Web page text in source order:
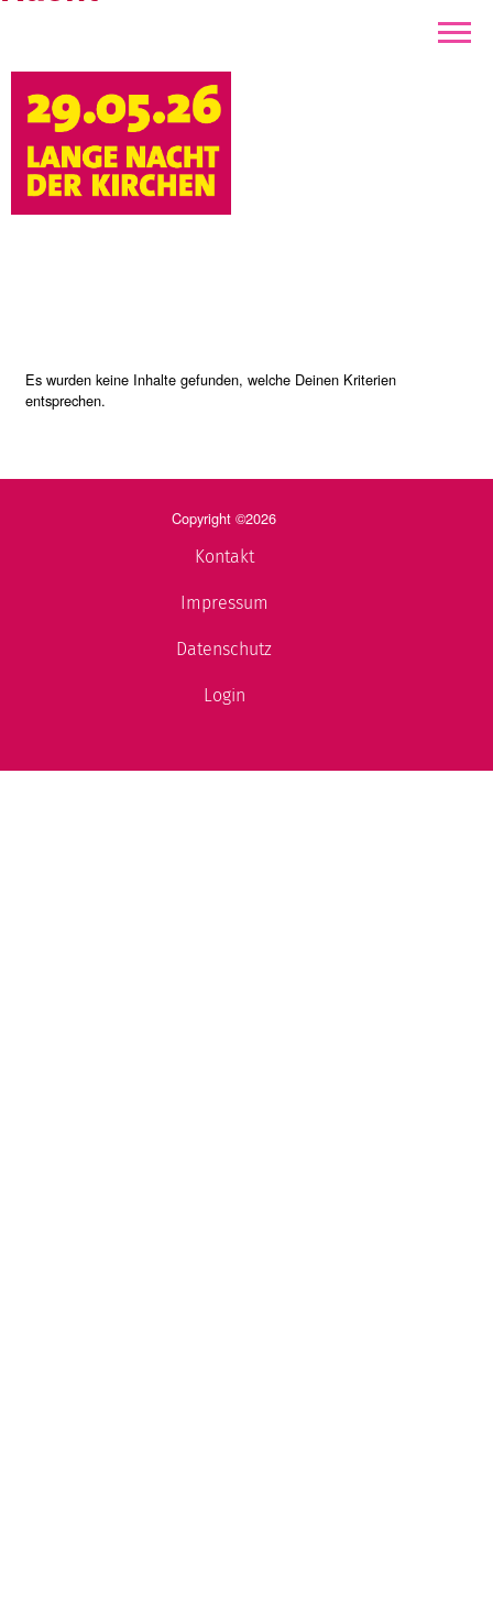
Kirchen
Es wurden keine Inhalte gefunden, welche Deinen Kriterien
entsprechen.
Copyright ©2026
Kontakt
Impressum
Datenschutz
Login